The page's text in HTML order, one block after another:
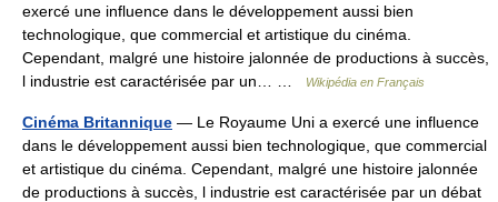
exercé une influence dans le développement aussi bien
technologique, que commercial et artistique du cinéma.
Cependant, malgré une histoire jalonnée de productions à succès,
l industrie est caractérisée par un… …
Wikipédia en Français
Cinéma Britannique — Le Royaume Uni a exercé une influence
dans le développement aussi bien technologique, que commercial
et artistique du cinéma. Cependant, malgré une histoire jalonnée
de productions à succès, l industrie est caractérisée par un débat